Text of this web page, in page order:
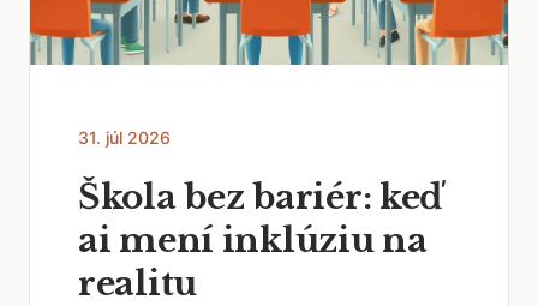
31. júl 2026
Škola bez bariér: keď
ai mení inklúziu na
realitu